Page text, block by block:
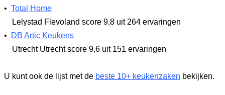
• Total Home
Lelystad Flevoland score 9,8 uit 264 ervaringen
•
DB Artic Keukens
Utrecht Utrechtscore 9,6 uit 151 ervaringen
U kunt ook de lijst met de beste 10+ keukenzaken bekijken.